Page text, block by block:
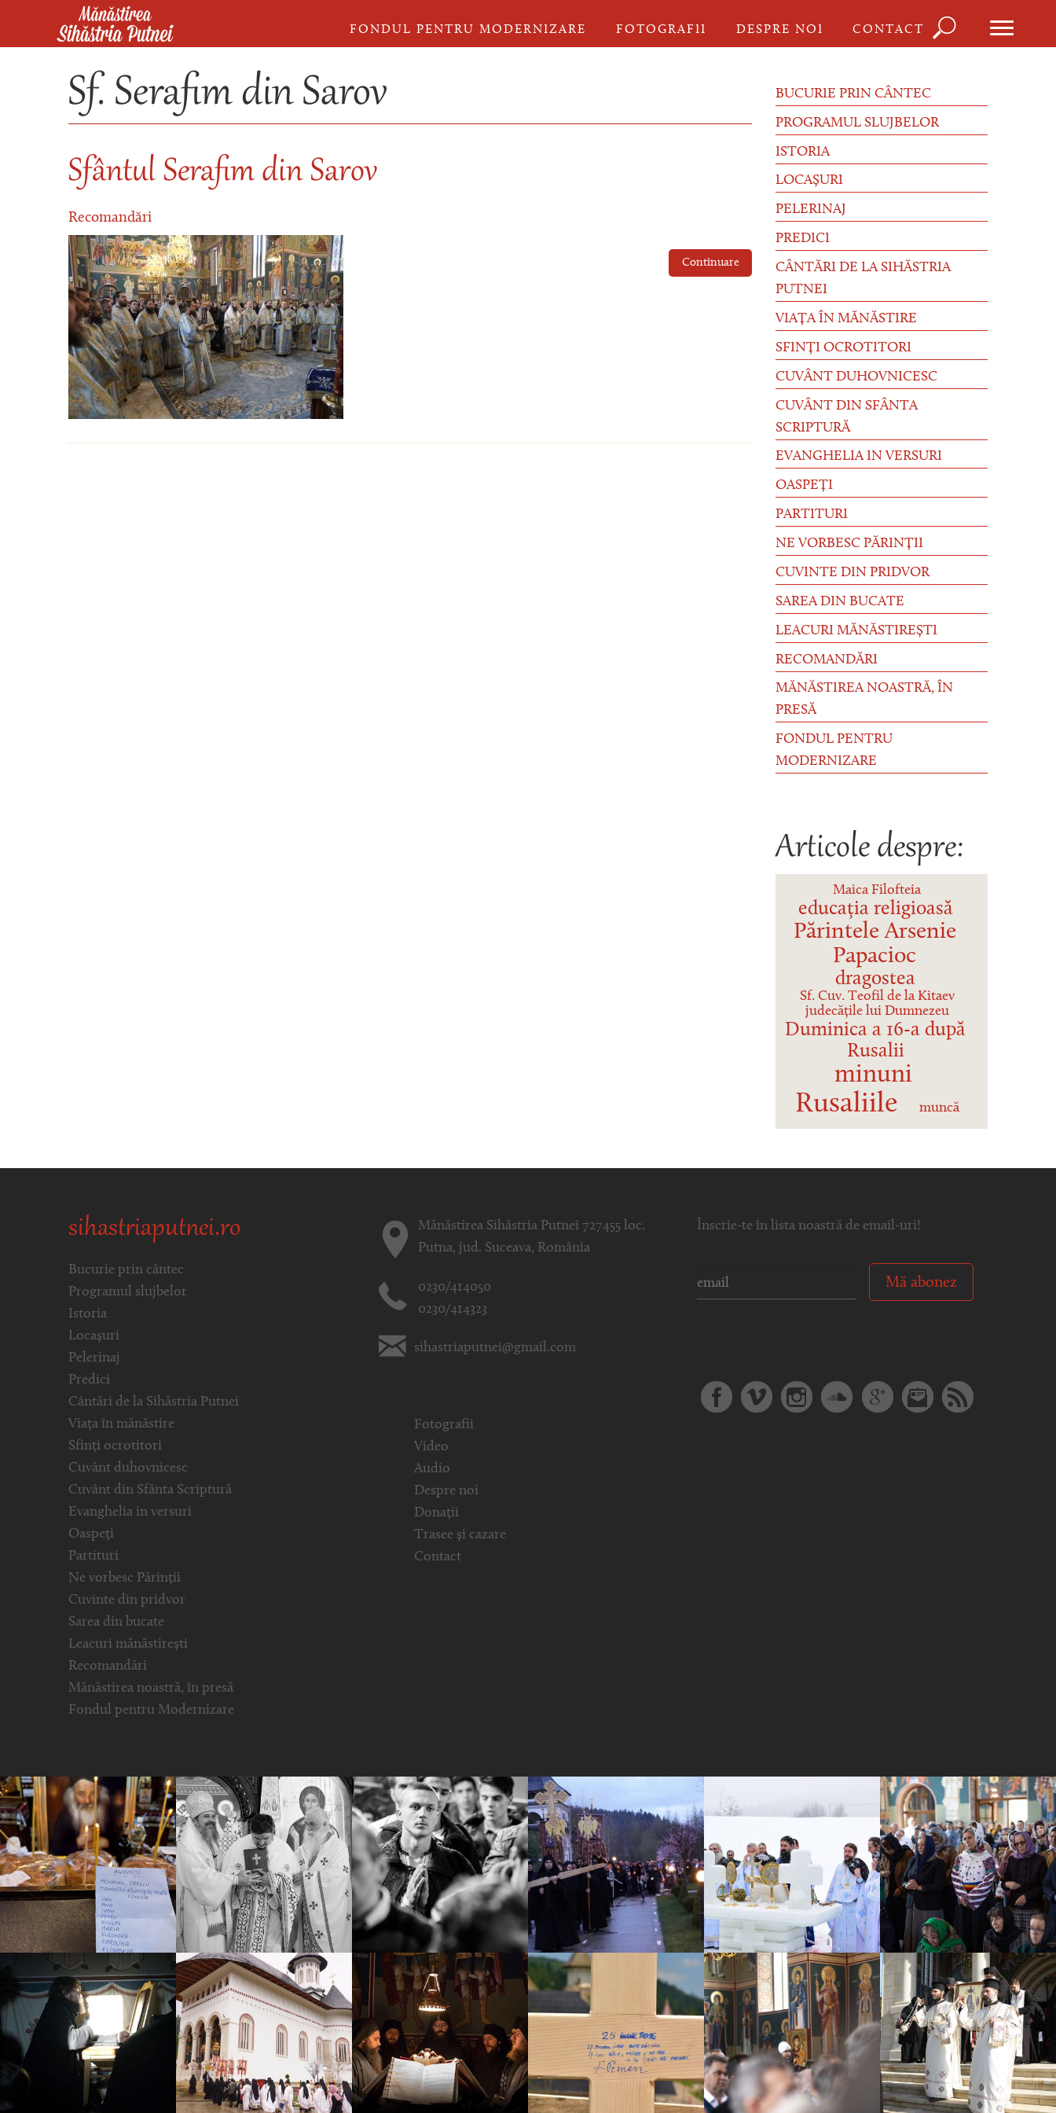
Mergi la conţinutul principal
FONDUL PENTRU MODERNIZARE FOTOGRAFII DESPRE NOI CONTACT
căutare
Sf. Serafim din Sarov
Sfântul Serafim din Sarov
Recomandări
Continuare
BUCURIE PRIN CÂNTEC
PROGRAMUL SLUJBELOR
ISTORIA
LOCAȘURI
PELERINAJ
PREDICI
CÂNTĂRI DE LA SIHĂSTRIA
PUTNEI
VIAȚA ÎN MĂNĂSTIRE
SFINȚI OCROTITORI
CUVÂNT DUHOVNICESC
CUVÂNT DIN SFÂNTA
SCRIPTURĂ
EVANGHELIA IN VERSURI
OASPEȚI
PARTITURI
NE VORBESC PĂRINȚII
CUVINTE DIN PRIDVOR
SAREA DIN BUCATE
LEACURI MĂNĂSTIREȘTI
RECOMANDĂRI
MĂNĂSTIREA NOASTRĂ, ÎN
PRESĂ
FONDUL PENTRU
MODERNIZARE
Articole despre:
Maica Filofteia
educația religioasă
Părintele Arsenie
Papacioc
dragostea
Sf. Cuv. Teofil de la Kitaev
judecățile lui Dumnezeu
Duminica a 16-a după
Rusalii
minuni
Rusaliile muncă
sihastriaputnei.ro
Bucurie prin cântec
Programul slujbelor
Istoria
Locașuri
Pelerinaj
Predici
Cântări de la Sihăstria Putnei
Viața în mănăstire
Sfinți ocrotitori
Cuvânt duhovnicesc
Cuvânt din Sfânta Scriptură
Evanghelia in versuri
Oaspeți
Partituri
Ne vorbesc Părinții
Cuvinte din pridvor
Sarea din bucate
Leacuri mănăstirești
Recomandări
Mănăstirea noastră, în presă
Fondul pentru Modernizare
Mănăstirea Sihăstria Putnei 727455 loc.
Putna, jud. Suceava, România
0230/414050
0230/414323
sihastriaputnei@gmail.com
Fotografii
Video
Audio
Despre noi
Donații
Trasee și cazare
Contact
Înscrie-te în lista noastră de email-uri!
Mă abonez